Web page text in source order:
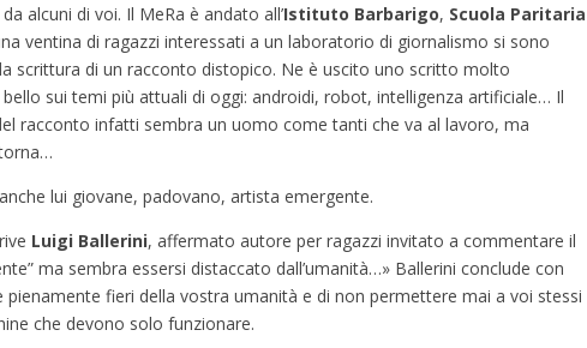
alcuni di voi. Il MeRa è andato all’Istituto Barbarigo, Scuola Paritaria
ventina di ragazzi interessati a un laboratorio di giornalismo si sono
scrittura di un racconto distopico. Ne è uscito uno scritto molto
sui temi più attuali di oggi: androidi, robot, intelligenza artificiale… Il
racconto infatti sembra un uomo come tanti che va al lavoro, ma
anche lui giovane, padovano, artista emergente.
Luigi Ballerini, affermato autore per ragazzi invitato a commentare il
ma sembra essersi distaccato dall’umanità…» Ballerini conclude con
fieri della vostra umanità e di non permettere mai a voi stessi
che devono solo funzionare.